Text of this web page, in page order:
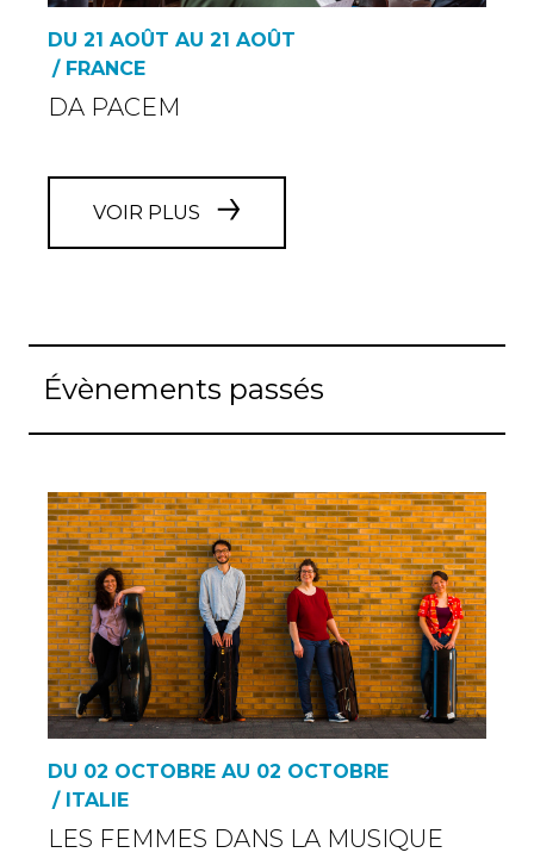
DU 21 AOÛT AU 21 AOÛT
/ FRANCE
DA PACEM
VOIR PLUS
Évènements passés
DU 02 OCTOBRE AU 02 OCTOBRE
/ ITALIE
LES FEMMES DANS LA MUSIQUE